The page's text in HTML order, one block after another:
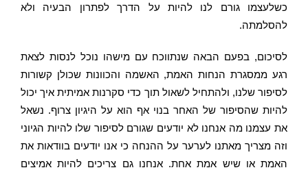
כשלעצמו גורם לנו להיות על הדרך לפתרון הבעיה ולא
להסלמתה.
לסיכום, בפעם הבאה שנתווכח עם מישהו נוכל לנסות לצאת
רגע ממסגרת הנחות האמת, האשמה והכוונות שכולן קשורות
לסיפור שלנו, ולהתחיל לשאול תוך כדי סקרנות אמיתית איך יכול
להיות שהסיפור של האחר בנוי אף הוא על היגיון צרוף. נשאל
את עצמנו מה אנחנו לא יודעים שגורם לסיפור שלו להיות הגיוני
וזה מצריך מאתנו לערער על ההנחה כי אנו יודעים בוודאות את
האמת או שיש אמת אחת. אנחנו גם צריכים להיות אמיצים